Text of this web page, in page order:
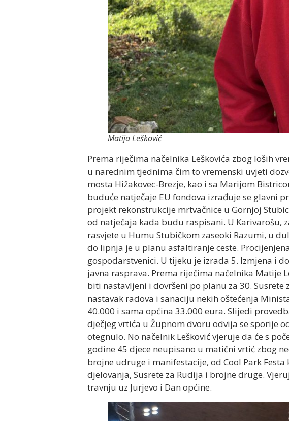
Matija Lešković
Prema riječima načelnika Leškovića zbog loših
u narednim tjednima čim to vremenski uvjeti
mosta Hižakovec-Brezje, kao i sa Marijom
buduće natječaje EU fondova izrađuje se glavni
projekt rekonstrukcije mrtvačnice u Gornjoj
od natječaja kada budu raspisani. U Karivarošu,
rasvjete u Humu Stubičkom zaseoki Razumi, u
do lipnja je u planu asfaltiranje ceste.
gospodarstvenici. U tijeku je izrada 5. Izmjena i
javna rasprava. Prema riječima načelnika Matije
biti nastavljeni i dovršeni po planu za 30.
nastavak radova i sanaciju nekih oštećenja
40.000 i sama općina 33.000 eura. Slijedi
dječjeg vrtića u Župnom dvoru odvija se sporije
otegnulo. No načelnik Lešković vjeruje da će s
godine 45 djece neupisano u matični vrtić zbog
brojne udruge i manifestacije, od Cool Park
djelovanja, Susrete za Rudija i brojne druge.
travnju uz Jurjevo i Dan općine.